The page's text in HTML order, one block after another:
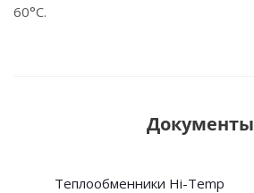
60°С.
Документы
Теплообменники Hi-Temp